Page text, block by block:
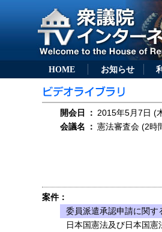
HOME お知らせ
開会日 ： 2015年5月7日 (
会議名
： 憲法審査会 (2時
案件：
委員派遣承認申請に関す
日本国憲法及び日本国